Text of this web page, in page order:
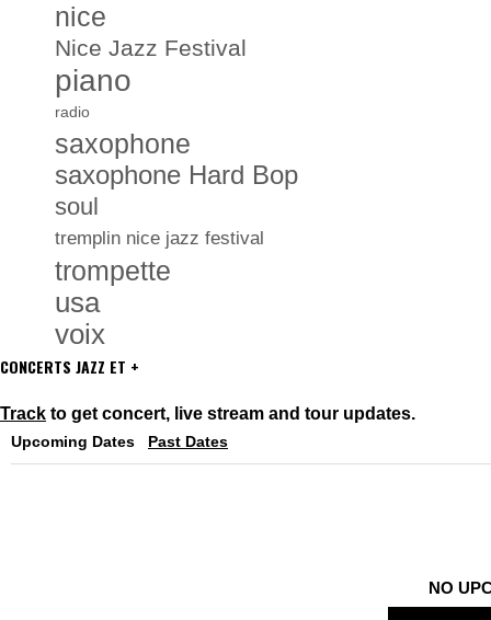
nice
Nice Jazz Festival
piano
radio
saxophone
saxophone Hard Bop
soul
tremplin nice jazz festival
trompette
usa
voix
CONCERTS JAZZ ET +
Track to get concert, live stream and tour updates.
Upcoming Dates Past Dates
NO